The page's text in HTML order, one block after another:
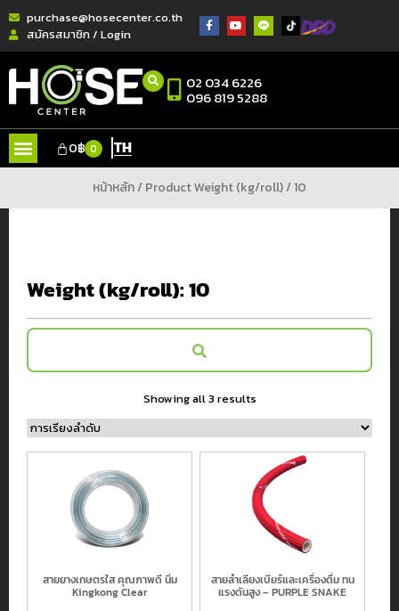
purchase@hosecenter.co.th
สมัครสมาชิก / Login
02 034 6226
096 819 5288
0฿ 0 TH
หน้าหลัก/ Product Weight (kg/roll) / 10
Weight (kg/roll):10
หมวดหมู่สินค้า
สายยางอุตสาหกรรม
สายยางรดน้ำต้นไม้ และ สายยางเกษตร
สายไฮดรอลิค
Showing all 3 results
สายยางเกษตรใส คุณภาพดี นิ่ม
Kingkong Clear
สายลำเลียงเบียร์และเครื่องดื่ม ทน
แรงดันสูง – PURPLE SNAKE